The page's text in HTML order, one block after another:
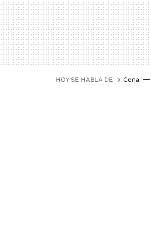
HOY SE HABLA DE Cena